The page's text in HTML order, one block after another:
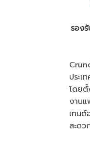
รอง
ประเ
โดย
งาน
เทนต์
สะดว